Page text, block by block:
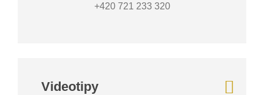
+420 721 233 320
Videotipy